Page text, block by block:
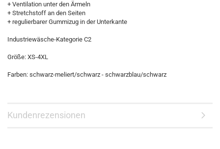
+ Ventilation unter den Ärmeln
+ Stretchstoff an den Seiten
+ regulierbarer Gummizug in der Unterkante
Industriewäsche-Kategorie C2
Größe: XS-4XL
Farben: schwarz-meliert/schwarz - schwarzblau/schwarz
Kundenrezensionen